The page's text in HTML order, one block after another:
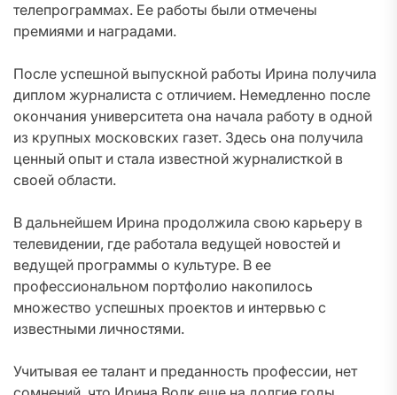
телепрограммах. Ее работы были отмечены
премиями и наградами.
После успешной выпускной работы Ирина получила
диплом журналиста с отличием. Немедленно после
окончания университета она начала работу в одной
из крупных московских газет. Здесь она получила
ценный опыт и стала известной журналисткой в
своей области.
В дальнейшем Ирина продолжила свою карьеру в
телевидении, где работала ведущей новостей и
ведущей программы о культуре. В ее
профессиональном портфолио накопилось
множество успешных проектов и интервью с
известными личностями.
Учитывая ее талант и преданность профессии, нет